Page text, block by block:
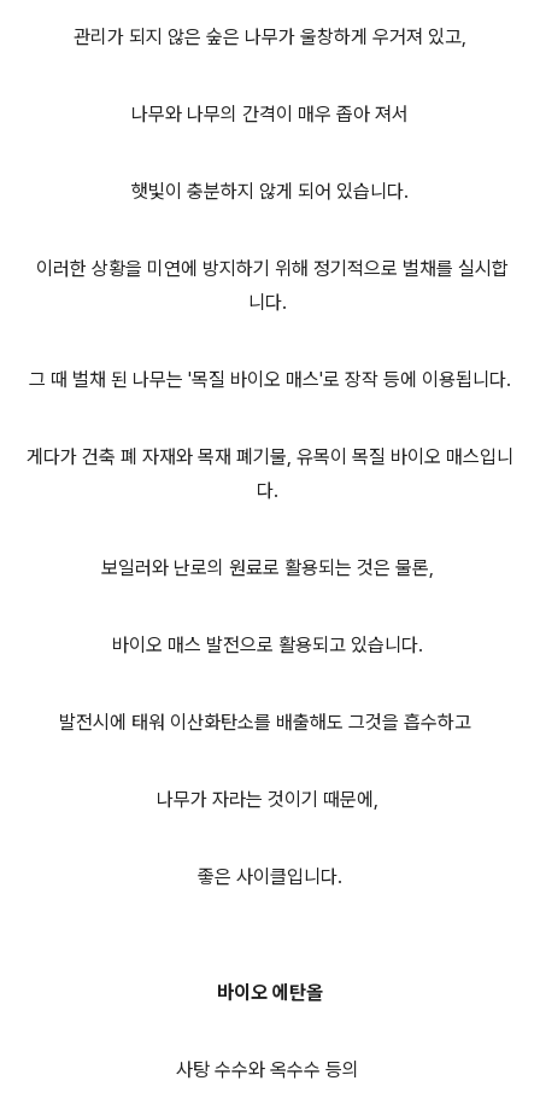
관리가 되지 않은 숲은 나무가 울창하게 우거져 있고,
나무와 나무의 간격이 매우 좁아 져서
햇빛이 충분하지 않게 되어 있습니다.
이러한 상황을 미연에 방지하기 위해 정기적으로 벌채를 실시합
니다.
그 때 벌채 된 나무는 '목질 바이오 매스'로 장작 등에 이용됩니다.
게다가 건축 폐 자재와 목재 폐기물, 유목이 목질 바이오 매스입니
다.
보일러와 난로의 원료로 활용되는 것은 물론,
바이오 매스 발전으로 활용되고 있습니다.
발전시에 태워 이산화탄소를 배출해도 그것을 흡수하고
나무가 자라는 것이기 때문에,
좋은 사이클입니다.
바이오 에탄올
사탕 수수와 옥수수 등의